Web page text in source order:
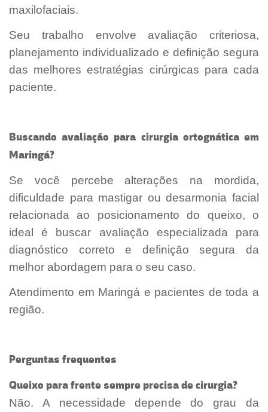
maxilofaciais.
Seu trabalho envolve avaliação criteriosa,
planejamento individualizado e definição segura
das melhores estratégias cirúrgicas para cada
paciente.
Buscando avaliação para cirurgia ortognática em
Maringá?
Se você percebe alterações na mordida,
dificuldade para mastigar ou desarmonia facial
relacionada ao posicionamento do queixo, o
ideal é buscar avaliação especializada para
diagnóstico correto e definição segura da
melhor abordagem para o seu caso.
Atendimento em Maringá e pacientes de toda a
região.
Perguntas frequentes
Queixo para frente sempre precisa de cirurgia?
Não. A necessidade depende do grau da